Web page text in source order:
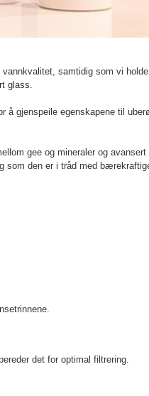
samtidig som vi
glass.
å gjenspeile egenskapene til
gee og mineraler og avansert
som den er i tråd med
det for optimal filtrering.